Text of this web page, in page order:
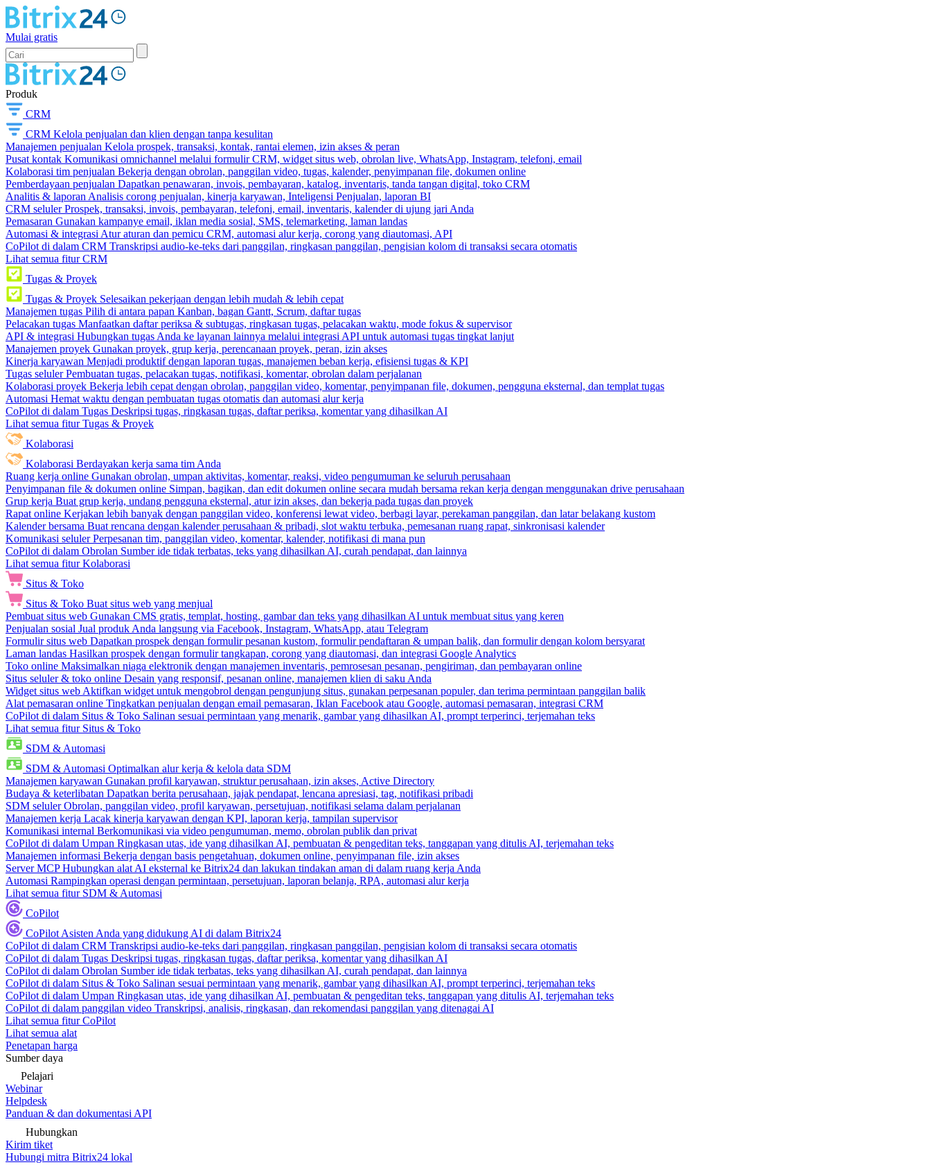
Mulai gratis
Produk
CRM
CRM Kelola penjualan dan klien dengan tanpa kesulitan
Manajemen penjualan Kelola prospek, transaksi, kontak, rantai elemen, izin akses & peran
Pusat kontak Komunikasi omnichannel melalui formulir CRM, widget situs web, obrolan live, WhatsApp, Instagram, telefoni, email
Kolaborasi tim penjualan Bekerja dengan obrolan, panggilan video, tugas, kalender, penyimpanan file, dokumen online
Pemberdayaan penjualan Dapatkan penawaran, invois, pembayaran, katalog, inventaris, tanda tangan digital, toko CRM
Analitis & laporan Analisis corong penjualan, kinerja karyawan, Inteligensi Penjualan, laporan BI
CRM seluler Prospek, transaksi, invois, pembayaran, telefoni, email, inventaris, kalender di ujung jari Anda
Pemasaran Gunakan kampanye email, iklan media sosial, SMS, telemarketing, laman landas
Automasi & integrasi Atur aturan dan pemicu CRM, automasi alur kerja, corong yang diautomasi, API
CoPilot di dalam CRM Transkripsi audio-ke-teks dari panggilan, ringkasan panggilan, pengisian kolom di transaksi secara otomatis
Lihat semua fitur CRM
Tugas & Proyek
Tugas & Proyek Selesaikan pekerjaan dengan lebih mudah & lebih cepat
Manajemen tugas Pilih di antara papan Kanban, bagan Gantt, Scrum, daftar tugas
Pelacakan tugas Manfaatkan daftar periksa & subtugas, ringkasan tugas, pelacakan waktu, mode fokus & supervisor
API & integrasi Hubungkan tugas Anda ke layanan lainnya melalui integrasi API untuk automasi tugas tingkat lanjut
Manajemen proyek Gunakan proyek, grup kerja, perencanaan proyek, peran, izin akses
Kinerja karyawan Menjadi produktif dengan laporan tugas, manajemen beban kerja, efisiensi tugas & KPI
Tugas seluler Pembuatan tugas, pelacakan tugas, notifikasi, komentar, obrolan dalam perjalanan
Kolaborasi proyek Bekerja lebih cepat dengan obrolan, panggilan video, komentar, penyimpanan file, dokumen, pengguna eksternal, dan templat tugas
Automasi Hemat waktu dengan pembuatan tugas otomatis dan automasi alur kerja
CoPilot di dalam Tugas Deskripsi tugas, ringkasan tugas, daftar periksa, komentar yang dihasilkan AI
Lihat semua fitur Tugas & Proyek
Kolaborasi
Kolaborasi Berdayakan kerja sama tim Anda
Ruang kerja online Gunakan obrolan, umpan aktivitas, komentar, reaksi, video pengumuman ke seluruh perusahaan
Penyimpanan file & dokumen online Simpan, bagikan, dan edit dokumen online secara mudah bersama rekan kerja dengan menggunakan drive perusahaan
Grup kerja Buat grup kerja, undang pengguna eksternal, atur izin akses, dan bekerja pada tugas dan proyek
Rapat online Kerjakan lebih banyak dengan panggilan video, konferensi lewat video, berbagi layar, perekaman panggilan, dan latar belakang kustom
Kalender bersama Buat rencana dengan kalender perusahaan & pribadi, slot waktu terbuka, pemesanan ruang rapat, sinkronisasi kalender
Komunikasi seluler Perpesanan tim, panggilan video, komentar, kalender, notifikasi di mana pun
CoPilot di dalam Obrolan Sumber ide tidak terbatas, teks yang dihasilkan AI, curah pendapat, dan lainnya
Lihat semua fitur Kolaborasi
Situs & Toko
Situs & Toko Buat situs web yang menjual
Pembuat situs web Gunakan CMS gratis, templat, hosting, gambar dan teks yang dihasilkan AI untuk membuat situs yang keren
Penjualan sosial Jual produk Anda langsung via Facebook, Instagram, WhatsApp, atau Telegram
Formulir situs web Dapatkan prospek dengan formulir pesanan kustom, formulir pendaftaran & umpan balik, dan formulir dengan kolom bersyarat
Laman landas Hasilkan prospek dengan formulir tangkapan, corong yang diautomasi, dan integrasi Google Analytics
Toko online Maksimalkan niaga elektronik dengan manajemen inventaris, pemrosesan pesanan, pengiriman, dan pembayaran online
Situs seluler & toko online Desain yang responsif, pesanan online, manajemen klien di saku Anda
Widget situs web Aktifkan widget untuk mengobrol dengan pengunjung situs, gunakan perpesanan populer, dan terima permintaan panggilan balik
Alat pemasaran online Tingkatkan penjualan dengan email pemasaran, Iklan Facebook atau Google, automasi pemasaran, integrasi CRM
CoPilot di dalam Situs & Toko Salinan sesuai permintaan yang menarik, gambar yang dihasilkan AI, prompt terperinci, terjemahan teks
Lihat semua fitur Situs & Toko
SDM & Automasi
SDM & Automasi Optimalkan alur kerja & kelola data SDM
Manajemen karyawan Gunakan profil karyawan, struktur perusahaan, izin akses, Active Directory
Budaya & keterlibatan Dapatkan berita perusahaan, jajak pendapat, lencana apresiasi, tag, notifikasi pribadi
SDM seluler Obrolan, panggilan video, profil karyawan, persetujuan, notifikasi selama dalam perjalanan
Manajemen kerja Lacak kinerja karyawan dengan KPI, laporan kerja, tampilan supervisor
Komunikasi internal Berkomunikasi via video pengumuman, memo, obrolan publik dan privat
CoPilot di dalam Umpan Ringkasan utas, ide yang dihasilkan AI, pembuatan & pengeditan teks, tanggapan yang ditulis AI, terjemahan teks
Manajemen informasi Bekerja dengan basis pengetahuan, dokumen online, penyimpanan file, izin akses
Server MCP Hubungkan alat AI eksternal ke Bitrix24 dan lakukan tindakan aman di dalam ruang kerja Anda
Automasi Rampingkan operasi dengan permintaan, persetujuan, laporan belanja, RPA, automasi alur kerja
Lihat semua fitur SDM & Automasi
CoPilot
CoPilot Asisten Anda yang didukung AI di dalam Bitrix24
CoPilot di dalam CRM Transkripsi audio-ke-teks dari panggilan, ringkasan panggilan, pengisian kolom di transaksi secara otomatis
CoPilot di dalam Tugas Deskripsi tugas, ringkasan tugas, daftar periksa, komentar yang dihasilkan AI
CoPilot di dalam Obrolan Sumber ide tidak terbatas, teks yang dihasilkan AI, curah pendapat, dan lainnya
CoPilot di dalam Situs & Toko Salinan sesuai permintaan yang menarik, gambar yang dihasilkan AI, prompt terperinci, terjemahan teks
CoPilot di dalam Umpan Ringkasan utas, ide yang dihasilkan AI, pembuatan & pengeditan teks, tanggapan yang ditulis AI, terjemahan teks
CoPilot di dalam panggilan video Transkripsi, analisis, ringkasan, dan rekomendasi panggilan yang ditenagai AI
Lihat semua fitur CoPilot
Lihat semua alat
Penetapan harga
Sumber daya
Pelajari
Webinar
Helpdesk
Panduan & dan dokumentasi API
Hubungkan
Kirim tiket
Hubungi mitra Bitrix24 lokal